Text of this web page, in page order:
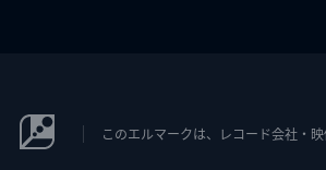
このエルマークは、レコード会社・